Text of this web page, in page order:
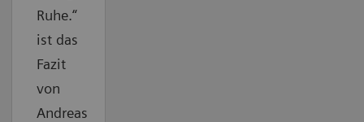
Ruhe.“
ist das
Fazit
von
Andreas